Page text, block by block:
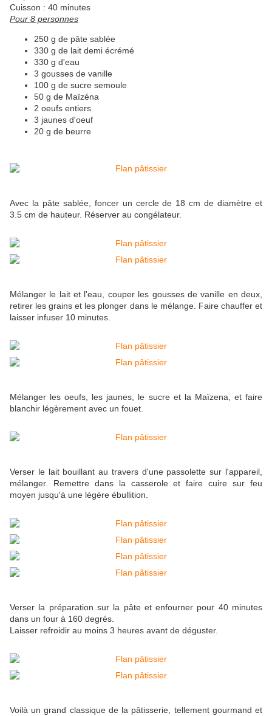
Cuisson : 40 minutes
Pour 8 personnes
250 g de pâte sablée
330 g de lait demi écrémé
330 g d'eau
3 gousses de vanille
100 g de sucre semoule
50 g de Maïzéna
2 oeufs entiers
3 jaunes d'oeuf
20 g de beurre
Avec la pâte sablée, foncer un cercle de 18 cm de diamètre et
3.5 cm de hauteur. Réserver au congélateur.
Mélanger le lait et l'eau, couper les gousses de vanille en deux,
retirer les grains et les plonger dans le mélange. Faire chauffer et
laisser infuser 10 minutes.
Mélanger les oeufs, les jaunes, le sucre et la Maïzena, et faire
blanchir légèrement avec un fouet.
Verser le lait bouillant au travers d'une passolette sur l'appareil,
mélanger. Remettre dans la casserole et faire cuire sur feu
moyen jusqu'à une légère ébullition.
Verser la préparation sur la pâte et enfourner pour 40 minutes
dans un four à 160 degrés.
Laisser refroidir au moins 3 heures avant de déguster.
Voilà un grand classique de la pâtisserie, tellement gourmand et